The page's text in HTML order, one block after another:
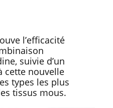
l’efficacité
suivie d’un
cette nouvelle
types les plus
tissus mous.